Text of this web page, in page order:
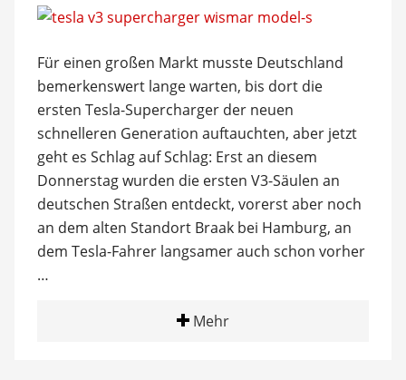
Für einen großen Markt musste Deutschland
bemerkenswert lange warten, bis dort die
ersten Tesla-Supercharger der neuen
schnelleren Generation auftauchten, aber jetzt
geht es Schlag auf Schlag: Erst an diesem
Donnerstag wurden die ersten V3-Säulen an
deutschen Straßen entdeckt, vorerst aber noch
an dem alten Standort Braak bei Hamburg, an
dem Tesla-Fahrer langsamer auch schon vorher
…
Mehr